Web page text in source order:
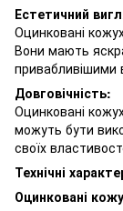
Естетичний
Оцинковані
Вони мають
привабливішими
Довговічність:
Оцинковані
можуть бути
своїх
Технічні
Оцинковані